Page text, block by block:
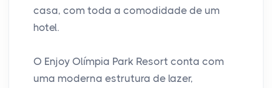
casa, com toda a comodidade de um
hotel.
O Enjoy Olímpia Park Resort conta com
uma moderna estrutura de lazer,